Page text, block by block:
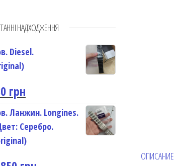
НАДХОДЖЕННЯ
Diesel.
грн
Ланжин. Longines.
Серебро.
ОПИСАНИЕ